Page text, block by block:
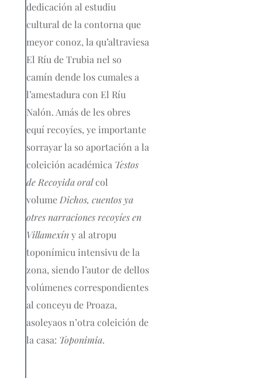
dedicación al estudiu
cultural de la contorna que
meyor conoz, la qu’altraviesa
El Ríu de Trubia nel so
camín dende los cumales a
l’amestadura con El Ríu
Nalón. Amás de les obres
equí recoyíes, ye importante
sorrayar la so aportación a la
coleición académica Testos
de Recoyida oralcol
volume Dichos, cuentos ya
otres narraciones recoyíes en
Villamexíny al atropu
toponímicu intensivu de la
zona, siendo l’autor de dellos
volúmenes correspondientes
al conceyu de Proaza,
asoleyaos n’otra coleición de
la casa: Toponimia.